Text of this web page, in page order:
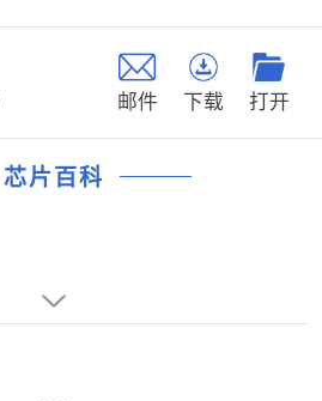
邮件 下载 打开
芯片百科